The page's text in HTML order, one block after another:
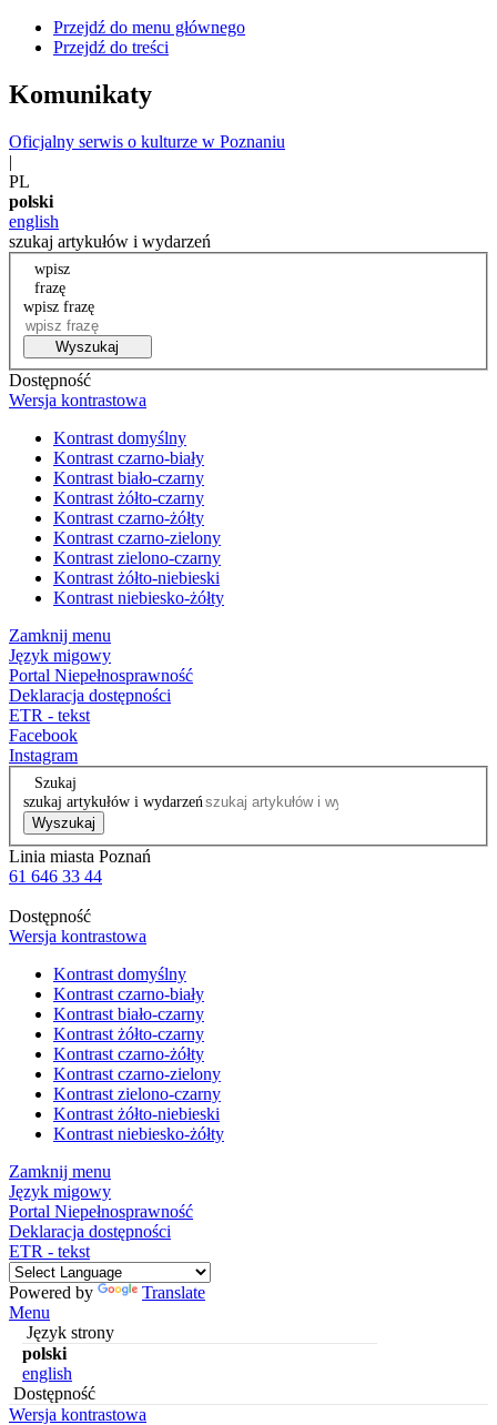
Przejdź do menu głównego
Przejdź do treści
Komunikaty
Oficjalny serwis o kulturze w Poznaniu
|
PL
polski
english
szukaj artykułów i wydarzeń
wpisz
frazę
wpisz frazę
Wyszukaj
Dostępność
Wersja kontrastowa
Kontrast domyślny
Kontrast czarno-biały
Kontrast biało-czarny
Kontrast żółto-czarny
Kontrast czarno-żółty
Kontrast czarno-zielony
Kontrast zielono-czarny
Kontrast żółto-niebieski
Kontrast niebiesko-żółty
Zamknij menu
Język migowy
Portal Niepełnosprawność
Deklaracja dostępności
ETR - tekst
Facebook
Instagram
Szukaj
szukaj artykułów i wydarzeń
Wyszukaj
Linia miasta Poznań
61 646 33 44
Dostępność
Wersja kontrastowa
Kontrast domyślny
Kontrast czarno-biały
Kontrast biało-czarny
Kontrast żółto-czarny
Kontrast czarno-żółty
Kontrast czarno-zielony
Kontrast zielono-czarny
Kontrast żółto-niebieski
Kontrast niebiesko-żółty
Zamknij menu
Język migowy
Portal Niepełnosprawność
Deklaracja dostępności
ETR - tekst
Powered by
Translate
Menu
Język strony
polski
english
Dostępność
Wersja kontrastowa